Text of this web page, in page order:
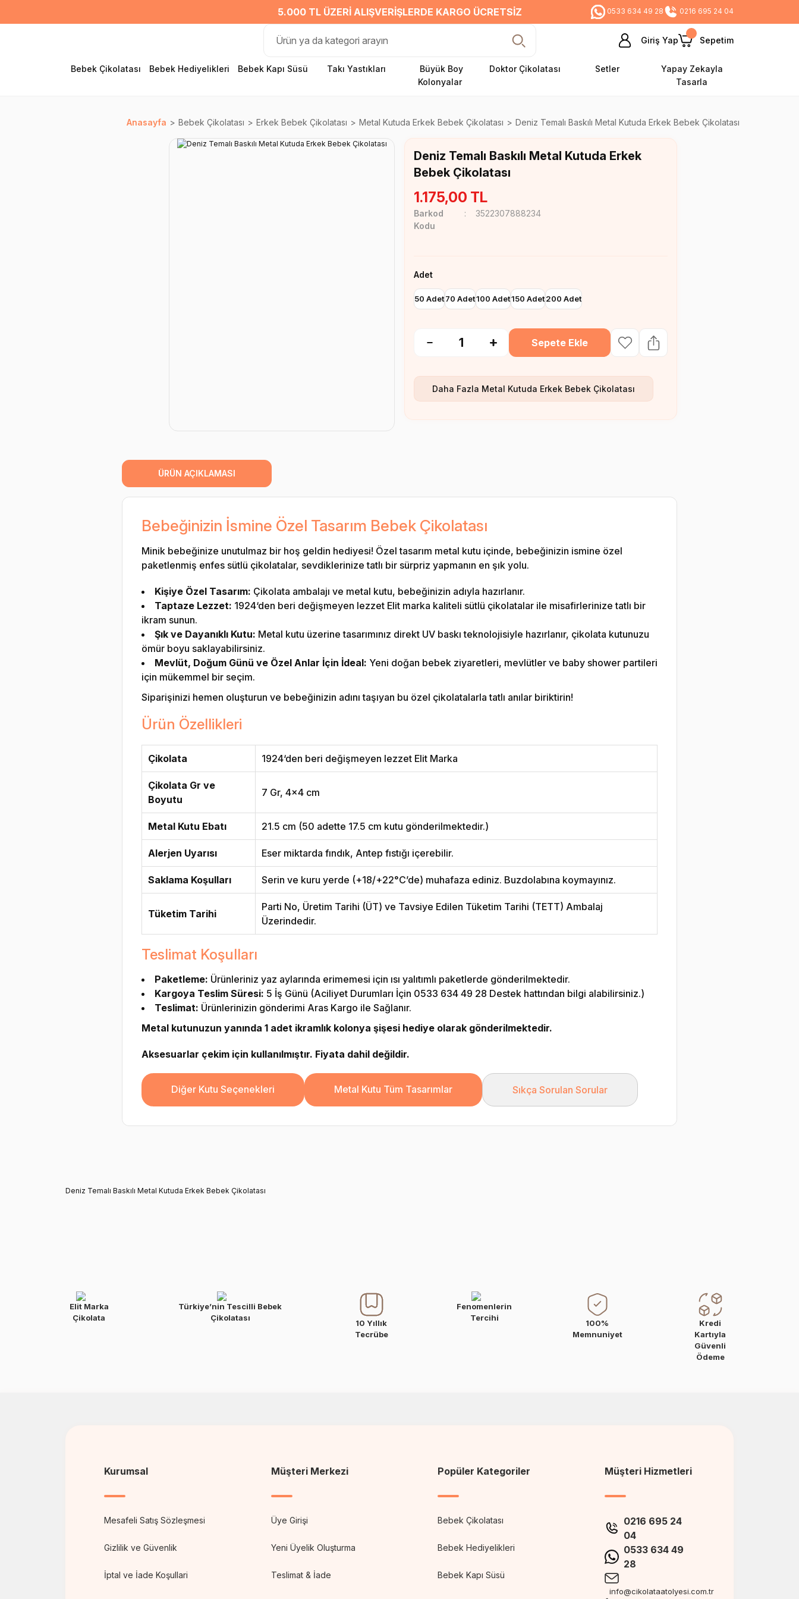
5.000 TL ÜZERI ALIŞVERIŞLERDE KARGO ÜCRETSIZ 0533 634 49 28 0216 695 24 04
Giriş Yap Sepetim
Bebek Çikolatası Bebek Hediyelikleri Bebek Kapı Süsü Takı Yastıkları
Büyük Boy
Kolonyalar
Doktor Çikolatası Setler
Yapay Zekayla
Tasarla
Anasayfa Bebek Çikolatası Erkek Bebek Çikolatası Metal Kutuda Erkek Bebek Çikolatası Deniz Temalı Baskılı Metal Kutuda Erkek Bebek Çikolatası
Deniz Temalı Baskılı Metal Kutuda Erkek
Bebek Çikolatası
1.175,00 TL
Barkod
Kodu
3522307888234
Adet
50 Adet70 Adet100 Adet150 Adet200 Adet
Sepete Ekle
Daha Fazla Metal Kutuda Erkek Bebek Çikolatası
ÜRÜN AÇIKLAMASI
Bebeğinizin İsmine Özel Tasarım Bebek Çikolatası
Minik bebeğinize unutulmaz bir hoş geldin hediyesi! Özel tasarım metal kutu içinde, bebeğinizin ismine özel
paketlenmiş enfes sütlü çikolatalar, sevdiklerinize tatlı bir sürpriz yapmanın en şık yolu.
Kişiye Özel Tasarım: Çikolata ambalajı ve metal kutu, bebeğinizin adıyla hazırlanır.
Taptaze Lezzet: 1924‘den beri değişmeyen lezzet Elit marka kaliteli sütlü çikolatalar ile misafirlerinize tatlı bir
ikram sunun.
Şık ve Dayanıklı Kutu: Metal kutu üzerine tasarımınız direkt UV baskı teknolojisiyle hazırlanır, çikolata kutunuzu
ömür boyu saklayabilirsiniz.
Mevlüt, Doğum Günü ve Özel Anlar İçin İdeal: Yeni doğan bebek ziyaretleri, mevlütler ve baby shower partileri
için mükemmel bir seçim.
Siparişinizi hemen oluşturun ve bebeğinizin adını taşıyan bu özel çikolatalarla tatlı anılar biriktirin!
Ürün Özellikleri
Çikolata 1924‘den beri değişmeyen lezzet Elit Marka
Çikolata Gr ve
Boyutu
7 Gr, 4x4 cm
Metal Kutu Ebatı 21.5 cm (50 adette 17.5 cm kutu gönderilmektedir.)
Alerjen Uyarısı Eser miktarda fındık, Antep fıstığı içerebilir.
Saklama Koşulları Serin ve kuru yerde (+18/+22°C’de) muhafaza ediniz. Buzdolabına koymayınız.
Tüketim Tarihi
Parti No, Üretim Tarihi (ÜT) ve Tavsiye Edilen Tüketim Tarihi (TETT) Ambalaj
Üzerindedir.
Teslimat Koşulları
Paketleme: Ürünleriniz yaz aylarında erimemesi için ısı yalıtımlı paketlerde gönderilmektedir.
Kargoya Teslim Süresi: 5 İş Günü (Aciliyet Durumları İçin 0533 634 49 28 Destek hattından bilgi alabilirsiniz.)
Teslimat: Ürünlerinizin gönderimi Aras Kargo ile Sağlanır.
Metal kutunuzun yanında 1 adet ikramlık kolonya şişesi hediye olarak gönderilmektedir.
Aksesuarlar çekim için kullanılmıştır. Fiyata dahil değildir.
Diğer Kutu Seçenekleri Metal Kutu Tüm Tasarımlar Sıkça Sorulan Sorular
Deniz Temalı Baskılı Metal Kutuda Erkek Bebek Çikolatası
Elit Marka
Çikolata
Türkiye’nin Tescilli Bebek
Çikolatası
10 Yıllık
Tecrübe
Fenomenlerin
Tercihi
100%
Memnuniyet
Kredi
Kartıyla
Güvenli
Ödeme
Kurumsal
Mesafeli Satış Sözleşmesi
Gizlilik ve Güvenlik
İptal ve İade Koşullari
Müşteri Merkezi
Üye Girişi
Yeni Üyelik Oluşturma
Teslimat & İade
Popüler Kategoriler
Bebek Çikolatası
Bebek Hediyelikleri
Bebek Kapı Süsü
Müşteri Hizmetleri
0216 695 24
04
0533 634 49
28
info@cikolataatolyesi.com.tr